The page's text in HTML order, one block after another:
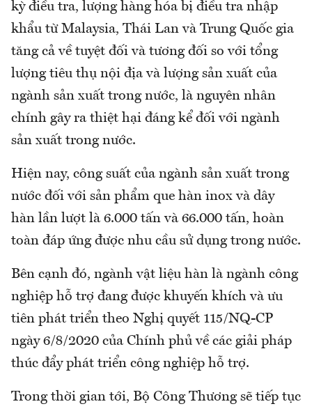
kỳ điều tra, lượng hàng hóa bị điều tra nhập
khẩu từ Malaysia, Thái Lan và Trung Quốc gia
tăng cả về tuyệt đối và tương đối so với tổng
lượng tiêu thụ nội địa và lượng sản xuất của
ngành sản xuất trong nước, là nguyên nhân
chính gây ra thiệt hại đáng kể đối với ngành
sản xuất trong nước.
Hiện nay, công suất của ngành sản xuất trong
nước đối với sản phẩm que hàn inox và dây
hàn lần lượt là 6.000 tấn và 66.000 tấn, hoàn
toàn đáp ứng được nhu cầu sử dụng trong nước.
Bên cạnh đó, ngành vật liệu hàn là ngành công
nghiệp hỗ trợ đang được khuyến khích và ưu
tiên phát triển theo Nghị quyết 115/NQ-CP
ngày 6/8/2020 của Chính phủ về các giải pháp
thúc đẩy phát triển công nghiệp hỗ trợ.
Trong thời gian tới, Bộ Công Thương sẽ tiếp tục